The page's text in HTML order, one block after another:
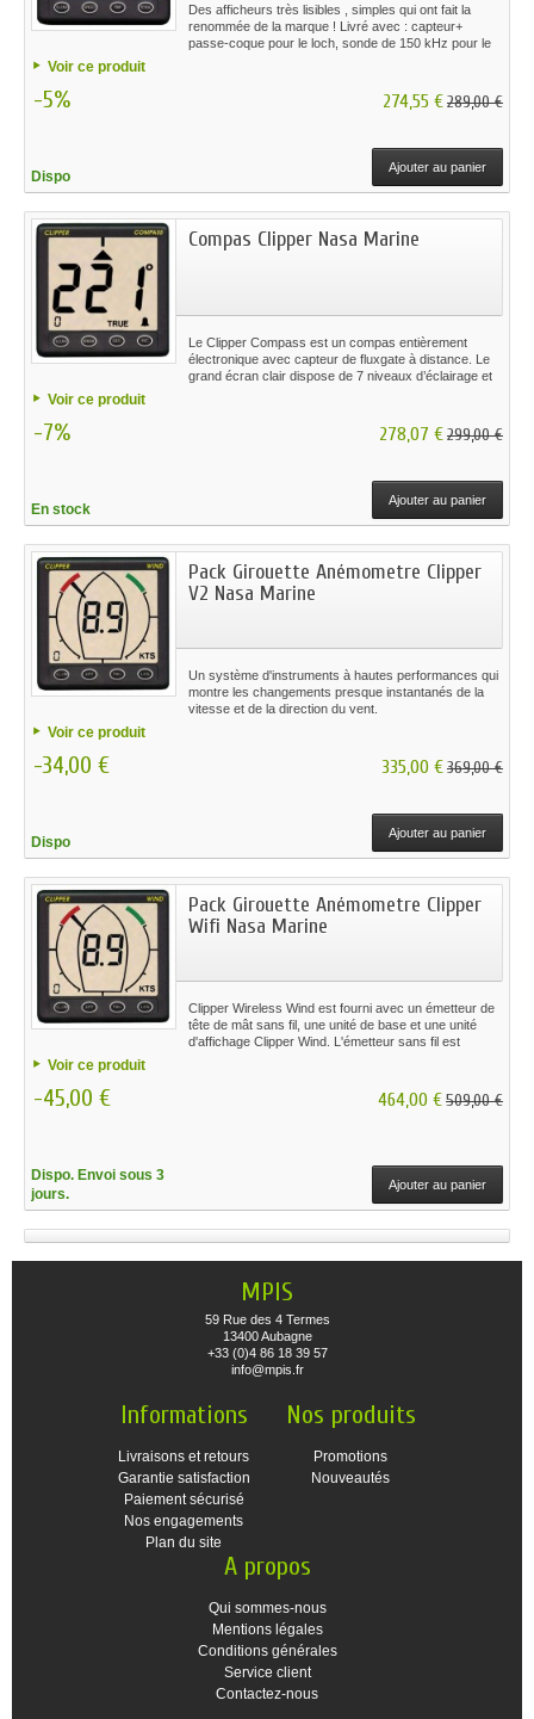
Des afficheurs très lisibles , simples qui ont fait la
renommée de la marque ! Livré avec : capteur+
passe-coque pour le loch, sonde de 150 kHz pour le
clin d’oeil, votre vitesse ainsi que votre profondeur !
Voir ce produit
-5% 274,55 €289,00 €
Dispo
Ajouter au panier
Compas Clipper Nasa Marine
Le Clipper Compass est un compas entièrement
électronique avec capteur de fluxgate à distance. Le
grand écran clair dispose de 7 niveaux d’éclairage et
Voir ce produit
-7% 278,07 €299,00 €
En stock
Ajouter au panier
Pack Girouette Anémometre Clipper
V2 Nasa Marine
Un système d'instruments à hautes performances qui
montre les changements presque instantanés de la
vitesse et de la direction du vent.
Voir ce produit
-34,00 € 335,00 €369,00 €
Dispo
Ajouter au panier
Pack Girouette Anémometre Clipper
Wifi Nasa Marine
Clipper Wireless Wind est fourni avec un émetteur de
tête de mât sans fil, une unité de base et une unité
d'affichage Clipper Wind. L'émetteur sans fil est
jours ennuyeux n'affecteront pas les performances.
Voir ce produit
-45,00 € 464,00 €509,00 €
Dispo. Envoi sous 3
jours.
Ajouter au panier
MPIS
59 Rue des 4 Termes
13400 Aubagne
+33 (0)4 86 18 39 57
info@mpis.fr
Informations
Livraisons et retours
Garantie satisfaction
Paiement sécurisé
Nos engagements
Plan du site
Nos produits
Promotions
Nouveautés
A propos
Qui sommes-nous
Mentions légales
Conditions générales
Service client
Contactez-nous